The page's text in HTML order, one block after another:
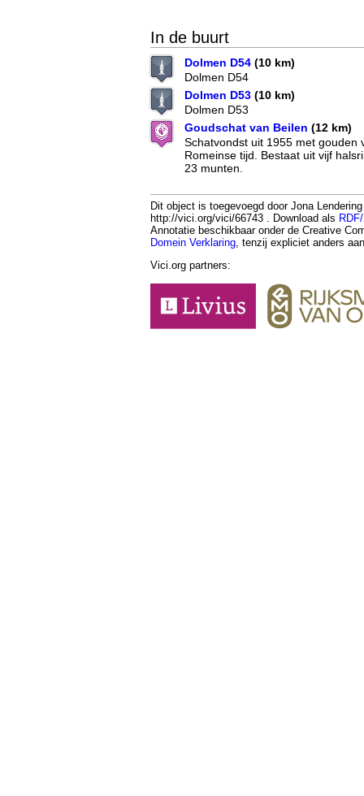
In de buurt
Dolmen D54 (10 km)
Dolmen D54
Dolmen D53 (10 km)
Dolmen D53
Goudschat van Beilen (12 km)
Schatvondst uit 1955 met gouden
Romeinse tijd. Bestaat uit vijf
23 munten.
Dit object is toegevoegd door Jona
http://vici.org/vici/66743 . Download als
Annotatie beschikbaar onder de Creative
Domein Verklaring, tenzij expliciet anders
Vici.org partners: